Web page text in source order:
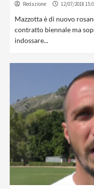
Redazione 12/07/2018
Mazzotta è di nuovo
contratto biennale ma
indossare...